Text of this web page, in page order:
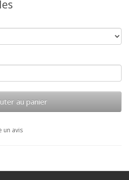
au panier
un avis